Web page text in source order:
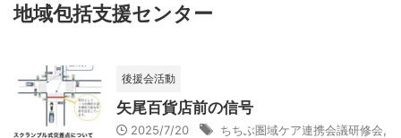
地域包括支援センター
後援会活動
矢尾百貨店前の信号
2025/7/20 ちちぶ圏域ケア連携会議研修会